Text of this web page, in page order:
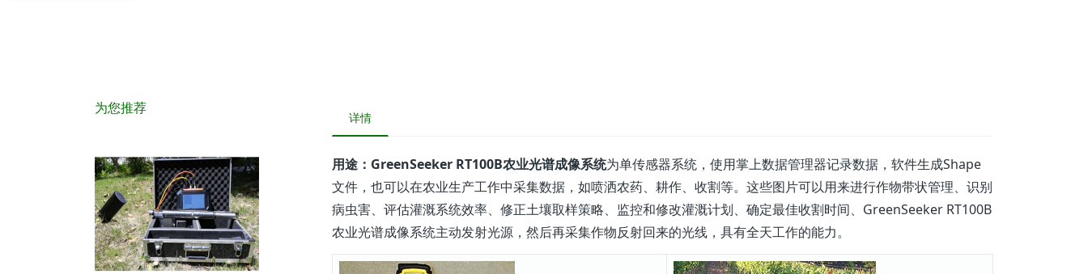
详情
用途：GreenSeeker RT100B农业光谱成像系统为单传感器系统，使用掌上数据管理器记录数据，软件生成Shape
文件，也可以在农业生产工作中采集数据，如喷洒农药、耕作、收割等。这些图片可以用来进行作物带状管理、识别
病虫害、评估灌溉系统效率、修正土壤取样策略、监控和修改灌溉计划、确定最佳收割时间、GreenSeeker RT100B
农业光谱成像系统主动发射光源，然后再采集作物反射回来的光线，具有全天工作的能力。
为您推荐